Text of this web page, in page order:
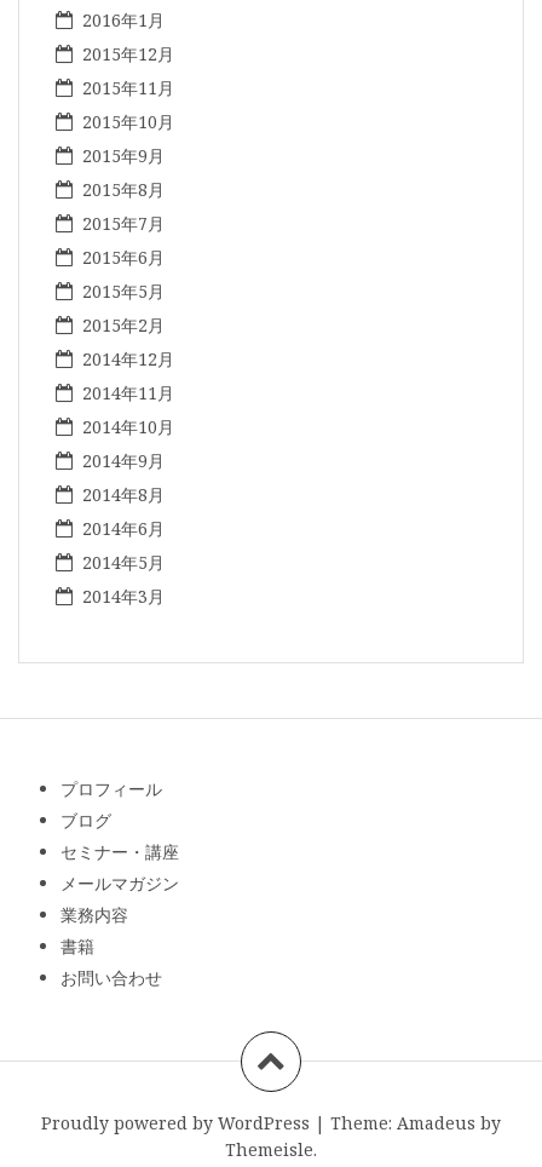
2016年1月
2015年12月
2015年11月
2015年10月
2015年9月
2015年8月
2015年7月
2015年6月
2015年5月
2015年2月
2014年12月
2014年11月
2014年10月
2014年9月
2014年8月
2014年6月
2014年5月
2014年3月
プロフィール
ブログ
セミナー・講座
メールマガジン
業務内容
書籍
お問い合わせ
Proudly powered by WordPress | Theme: Amadeus by
Themeisle.